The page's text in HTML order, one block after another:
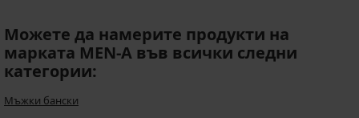
Можете да намерите продукти на
марката MEN-A във всички следни
категории:
Мъжки бански